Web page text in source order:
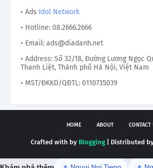
• Ads Idol Network
• Hotline: 08.2666.2666
• Email: ads@diadanh.net
• Address: Số 32/18, Đường Lương Ngọc
Thanh Liệt, Thành phố Hà Nội, Việt Nam
• MST/ĐKKD/QĐTL: 0110735039
HOME ABOUT CONTACT
Crafted with by Blogging | Distributed